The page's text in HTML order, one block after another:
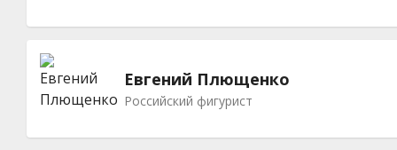
Евгений Плющенко
Российский фигурист